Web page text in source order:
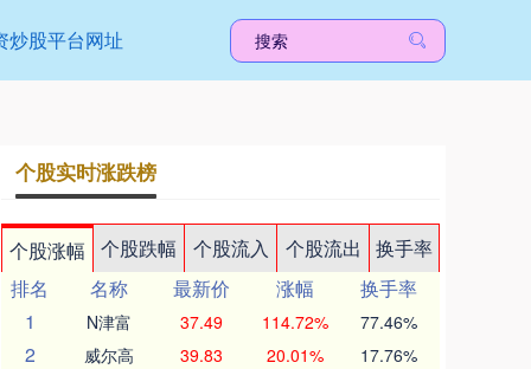
炒股平台网址
个股实时涨跌榜
个股涨幅 个股跌幅 个股流入 个股流出
换手率
排名
名称 最新价 涨幅
换手率
1
N津富 37.49 114.72% 77.46%
2 威尔高 39.83 20.01% 17.76%